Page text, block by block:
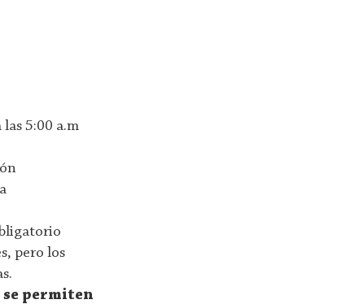
5:00 a.m
pero los
se permiten